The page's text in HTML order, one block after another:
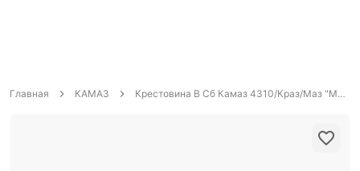
Главная КАМАЗ Крестовина В Сб Камаз 4310/Краз/Маз "Мотордеталь" 50Х155